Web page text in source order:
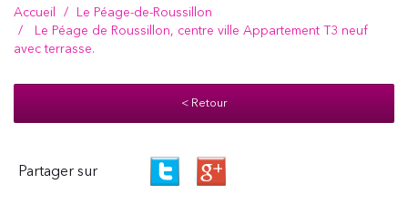
Accueil
Le Péage-de-Roussillon
Le Péage de Roussillon, centre ville Appartement T3 neuf
avec terrasse.
< Retour
Partager sur